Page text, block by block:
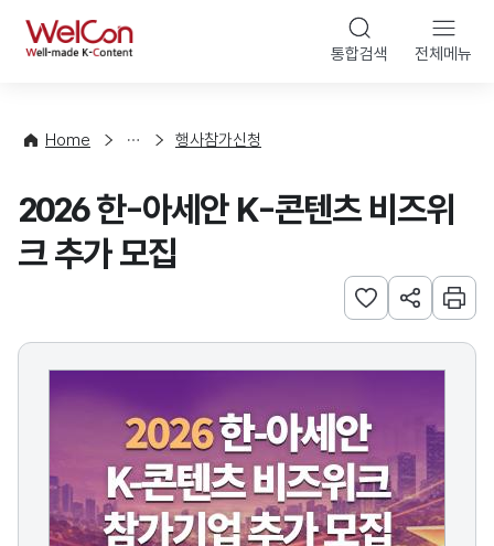
WelCon 통합검색 전체메뉴
Home
사
청
행사참가신청
2026 한-아세안 K-콘텐츠 비즈위
크 추가 모집
관심사 등록하기
URL 공유하
인쇄